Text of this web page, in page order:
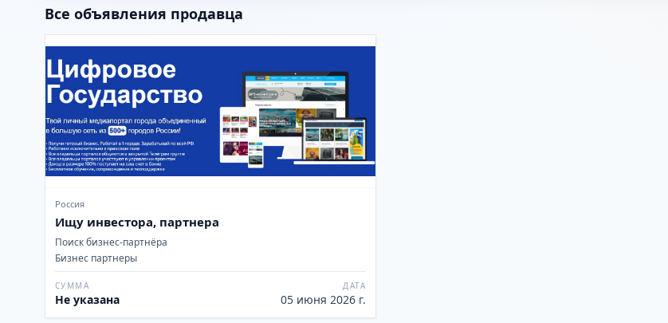
Все объявления продавца
Россия
Ищу инвестора, партнера
Поиск бизнес-партнёра
Бизнес партнеры
СУММА
Не указана
ДАТА
05 июня 2026 г.